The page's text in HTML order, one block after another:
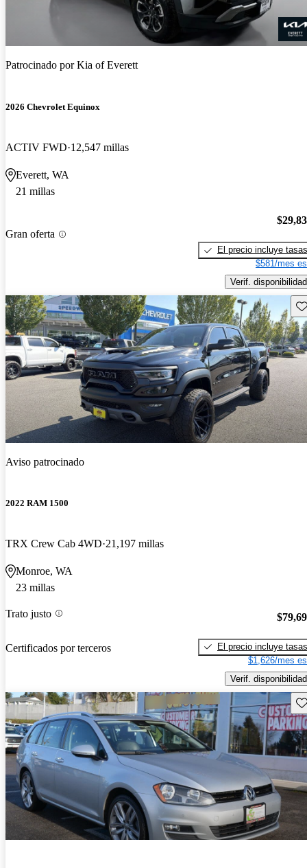
Patrocinado porKia of Everett
2026 Chevrolet Equinox
ACTIV FWD 12,547 millas
Everett, WA
21 millas
Gran oferta
El precio incluye tasas
$581/mes
Verif. disponibilidad
Aviso patrocinado
2022 RAM 1500
TRX Crew Cab 4WD 21,197 millas
Monroe, WA
23 millas
Trato justo
Certificados por terceros
El precio incluye tasas
$1,626/mes
Verif. disponibilidad